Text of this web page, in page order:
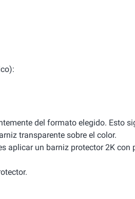
del formato elegido. Esto
transparente sobre el color.
aplicar un barniz protector 2K